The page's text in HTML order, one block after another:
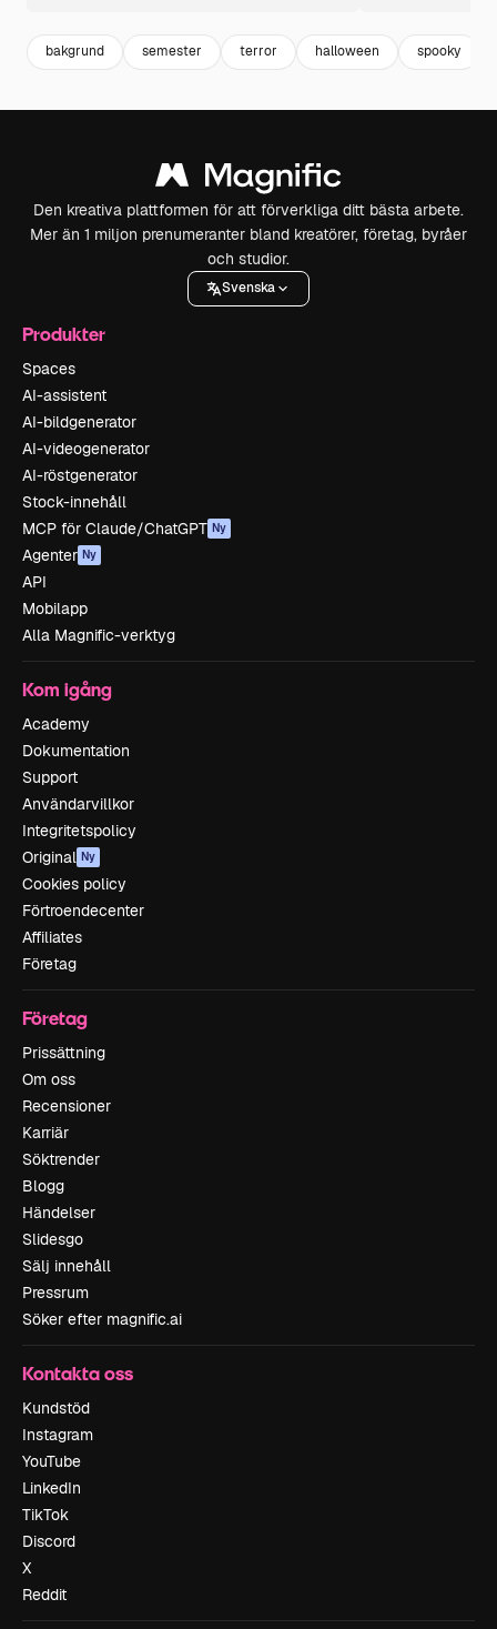
bakgrund semester terror halloween spooky
Den kreativa plattformen för att förverkliga ditt bästa arbete.
Mer än 1 miljon prenumeranter bland kreatörer, företag, byråer
och studior.
Svenska
Produkter
Spaces
AI-assistent
AI-bildgenerator
AI-videogenerator
AI-röstgenerator
Stock-innehåll
MCP för Claude/ChatGPT Ny
Agenter Ny
API
Mobilapp
Alla Magnific-verktyg
Kom igång
Academy
Dokumentation
Support
Användarvillkor
Integritetspolicy
Original Ny
Cookies policy
Förtroendecenter
Affiliates
Företag
Företag
Prissättning
Om oss
Recensioner
Karriär
Söktrender
Blogg
Händelser
Slidesgo
Sälj innehåll
Pressrum
Söker efter magnific.ai
Kontakta oss
Kundstöd
Instagram
YouTube
LinkedIn
TikTok
Discord
X
Reddit